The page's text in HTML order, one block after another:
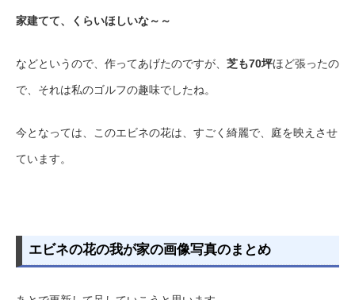
家建てて、くらいほしいな～～
などというので、作ってあげたのですが、 芝も70坪ほど張ったの
で、それは私のゴルフの趣味でしたね。
今となっては、このエビネの花は、すごく綺麗で、庭を映えさせ
ています。
エビネの花の我が家の画像写真のまとめ